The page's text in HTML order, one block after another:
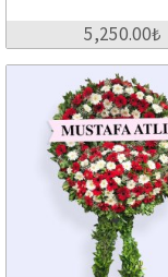
5,250.00₺